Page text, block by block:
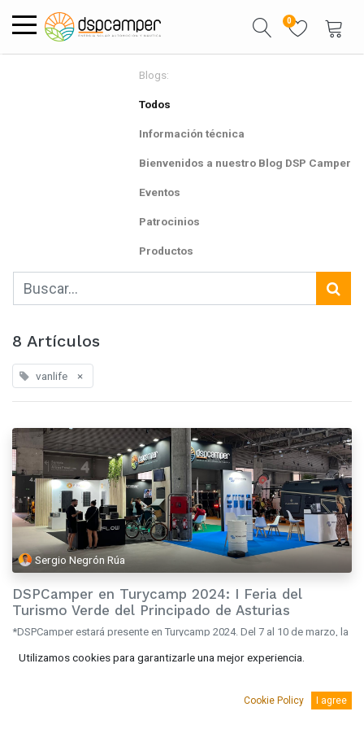
0
Blogs:
Todos
Información técnica
Bienvenidos a nuestro Blog DSP Camper
Eventos
Patrocinios
Productos
8 Artículos
vanlife ×
Sergio Negrón Rúa
DSPCamper en Turycamp 2024: I Feria del
Turismo Verde del Principado de Asturias
*DSPCamper estará presente en Turycamp 2024. Del 7 al 10 de marzo, la
epicentro del turismo verde con la llegada del I Salón del Turis...
Eventos
Utilizamos cookies para garantizarle una mejor experiencia.
Cookie Policy I agree